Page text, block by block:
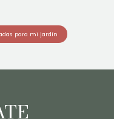
para mi jardín